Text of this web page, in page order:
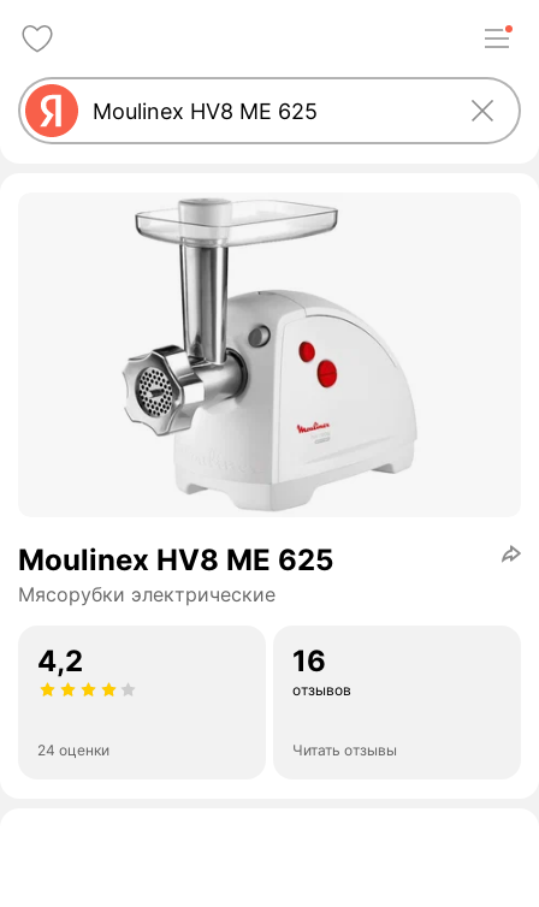
Moulinex HV8 ME 625
Мясорубки электрические
4,2
24 оценки
16
отзывов
Читать отзывы